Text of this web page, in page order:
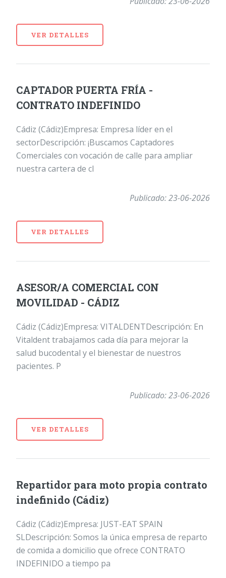
VER DETALLES
CAPTADOR PUERTA FRÍA -
CONTRATO INDEFINIDO
Cádiz (Cádiz)Empresa: Empresa líder en el
sectorDescripción: ¡Buscamos Captadores
Comerciales con vocación de calle para ampliar
nuestra cartera de cl
Publicado: 23-06-2026
VER DETALLES
ASESOR/A COMERCIAL CON
MOVILIDAD - CÁDIZ
Cádiz (Cádiz)Empresa: VITALDENTDescripción: En
Vitaldent trabajamos cada día para mejorar la
salud bucodental y el bienestar de nuestros
pacientes. P
Publicado: 23-06-2026
VER DETALLES
Repartidor para moto propia contrato
indefinido (Cádiz)
Cádiz (Cádiz)Empresa: JUST-EAT SPAIN
SLDescripción: Somos la única empresa de reparto
de comida a domicilio que ofrece CONTRATO
INDEFINIDO a tiempo pa